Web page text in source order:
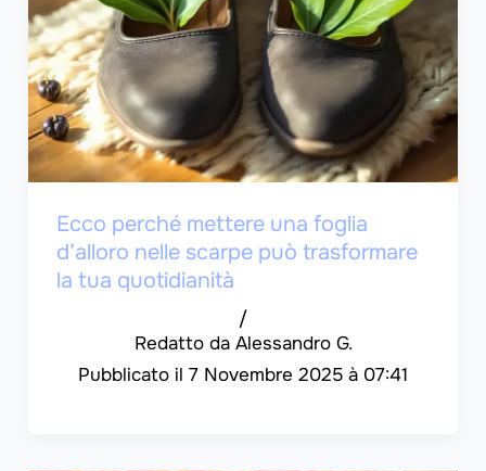
Ecco perché mettere una foglia
d’alloro nelle scarpe può trasformare
la tua quotidianità
Alessandro G.
/
7 Novembre 2025 à 07:41